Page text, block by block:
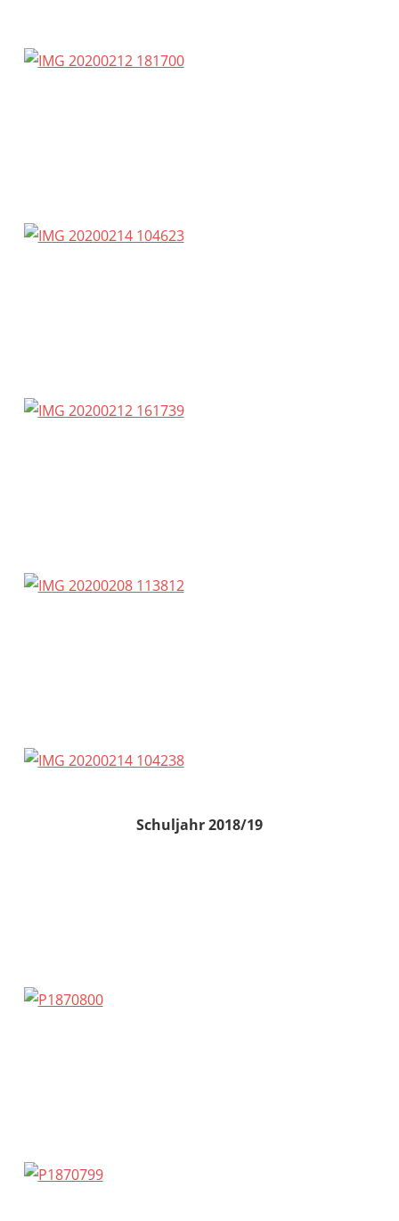
Schuljahr 2018/19